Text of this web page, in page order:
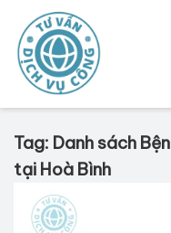
Tag: Danh sách
tại Hoà Bình